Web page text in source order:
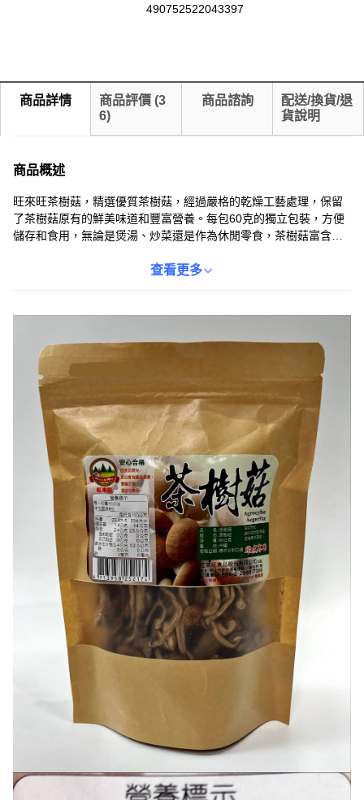
490752522043397
商品詳情 商品評價 (3
6)
商品諮詢
配送/換貨/退
貨說明
商品概述
旺來旺茶樹菇，精選優質茶樹菇，經過嚴格的乾燥工藝處理，保留
了茶樹菇原有的鮮美味道和豐富營養。每包60克的獨立包裝，方便
儲存和食用，無論是煲湯、炒菜還是作為休閒零食，茶樹菇富含多
產地中國，保存方式請放置於乾燥陰涼處，避免陽光直射。
查看更多